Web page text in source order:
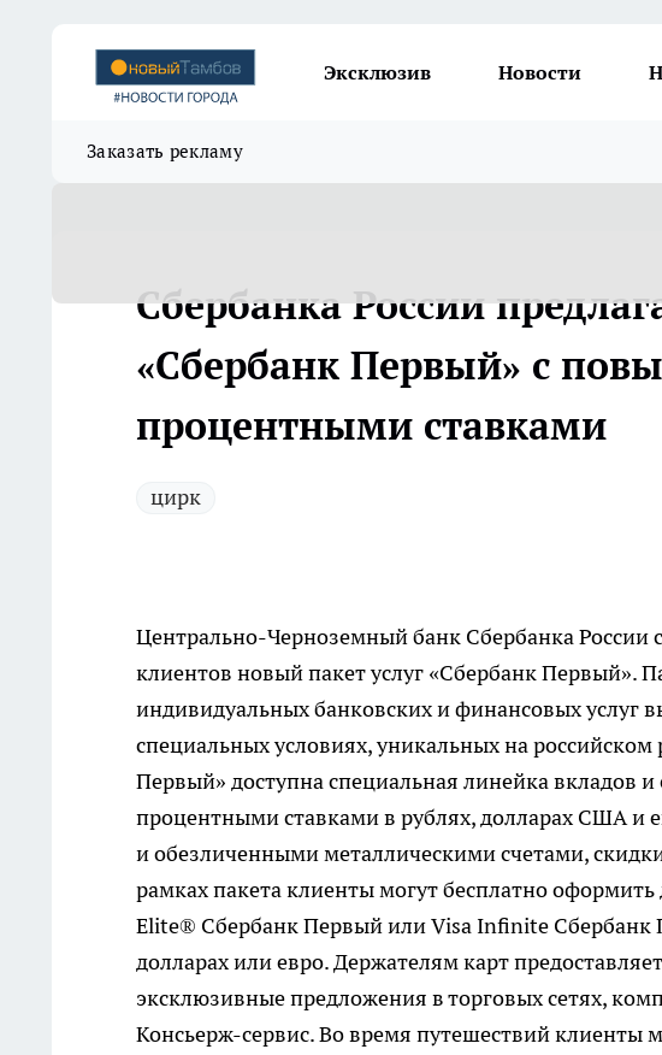
Эксклюзив Новости
Заказать рекламу
Сбербанка России
«Сбербанк Первый» с
процентными ставками
цирк
Центрально-Черноземный банк Сбербанка России
клиентов новый пакет услуг «Сбербанк Первый».
индивидуальных банковских и финансовых услуг
специальных условиях, уникальных на
Первый» доступна специальная линейка вкладов
процентными ставками в рублях, долларах США и
и обезличенными металлическими счетами,
рамках пакета клиенты могут бесплатно
Elite® Сбербанк Первый или Visa Infinite Сбербанк
долларах или евро. Держателям карт
эксклюзивные предложения в торговых сетях,
Консьерж-сервис. Во время путешествий клиенты